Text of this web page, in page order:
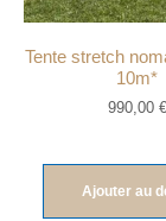
Tente stretch
10m*
990,00 €
Ajouter au